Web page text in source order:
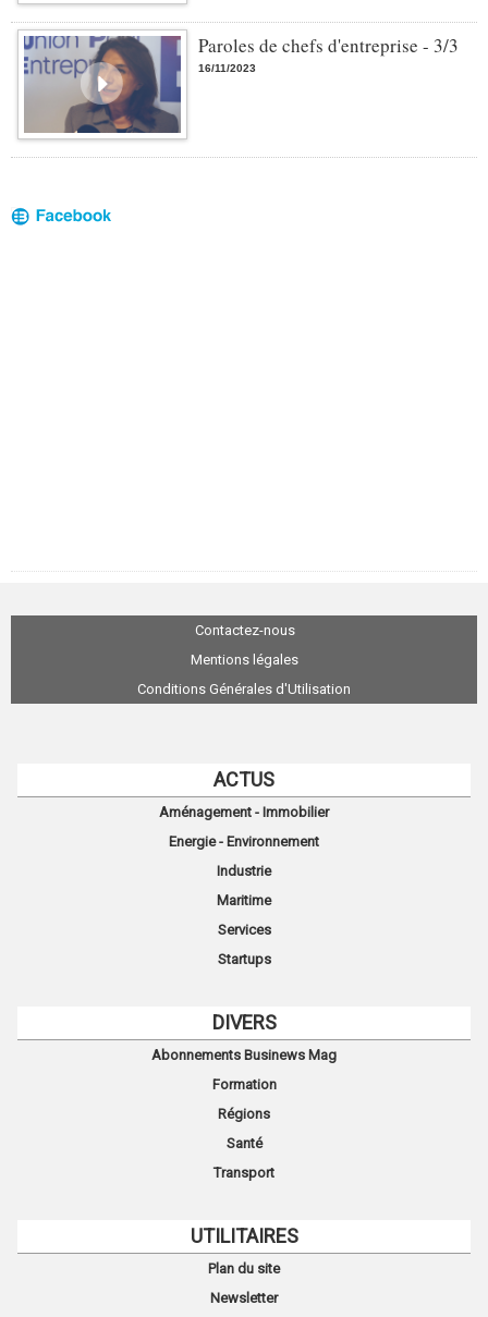
Paroles de chefs d'entreprise - 3/3
16/11/2023
Contactez-nous
Mentions légales
Conditions Générales d'Utilisation
ACTUS
Aménagement - Immobilier
Energie - Environnement
Industrie
Maritime
Services
Startups
DIVERS
Abonnements Businews Mag
Formation
Régions
Santé
Transport
UTILITAIRES
Plan du site
Newsletter